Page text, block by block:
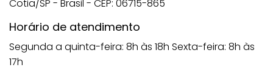
Cotia/SP - Brasil - CEP: 06715-865
Horário de atendimento
Segunda a quinta-feira: 8h às 18h Sexta-feira: 8h às
17h